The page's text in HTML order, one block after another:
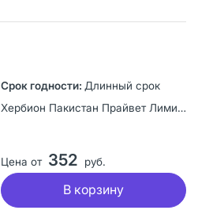
Длинный срок
Хербион Пакистан Прайвет Лимитед, Пакистан
Цена от 352 руб.
В корзину